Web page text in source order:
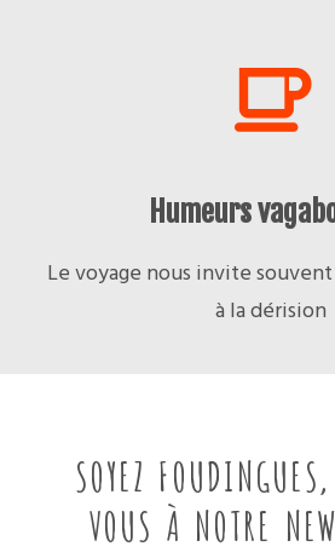
Humeurs
Le voyage nous invite
à la dérision
SOYEZ
VOUS À NOTRE